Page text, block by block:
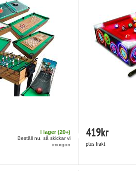
I lager (20+)
Beställ nu, så skickar vi
imorgon
419kr
plus frakt